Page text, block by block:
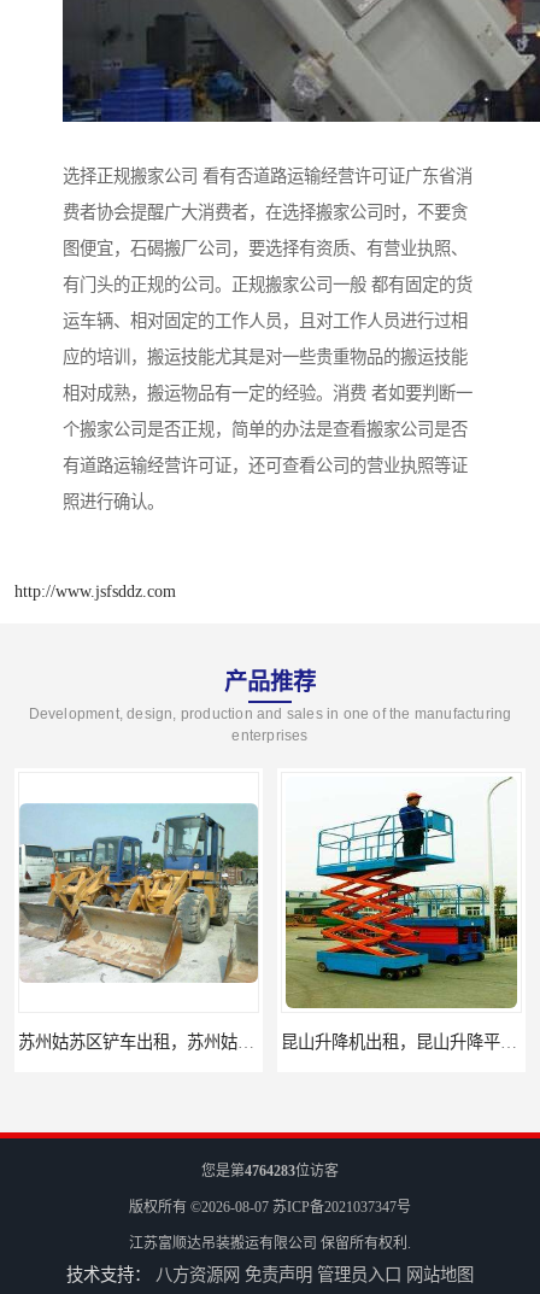
选择正规搬家公司 看有否道路运输经营许可证广东省消
费者协会提醒广大消费者，在选择搬家公司时，不要贪
图便宜，石碣搬厂公司，要选择有资质、有营业执照、
有门头的正规的公司。正规搬家公司一般 都有固定的货
运车辆、相对固定的工作人员，且对工作人员进行过相
应的培训，搬运技能尤其是对一些贵重物品的搬运技能
相对成熟，搬运物品有一定的经验。消费 者如要判断一
个搬家公司是否正规，简单的办法是查看搬家公司是否
有道路运输经营许可证，还可查看公司的营业执照等证
照进行确认。
http://www.jsfsddz.com
产品推荐
Development, design, production and sales in one of the manufacturing
enterprises
苏州姑苏区铲车出租，苏州姑苏区装载机出租 昆山升降机出租，昆山升降平台出租
您是第4764283位访客
版权所有 ©2026-08-07 苏ICP备2021037347号
江苏富顺达吊装搬运有限公司 保留所有权利.
技术支持： 八方资源网 免责声明 管理员入口 网站地图